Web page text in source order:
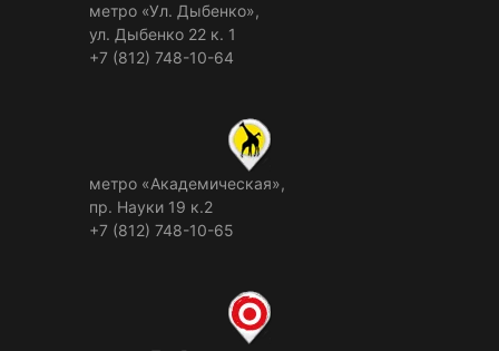
метро «Ул. Дыбенко»,
ул. Дыбенко 22 к. 1
+7 (812) 748-10-64
метро «Академическая»,
пр. Науки 19 к.2
+7 (812) 748-10-65